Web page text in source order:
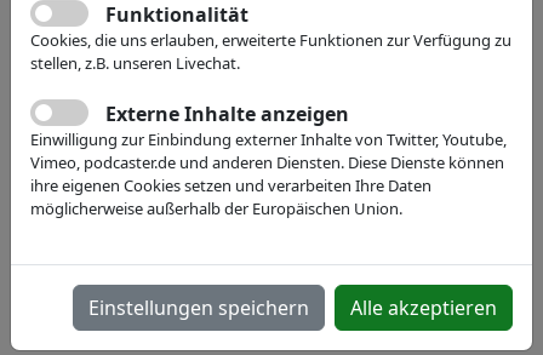
Engineering our Future: Europas
Hightech-Community setzt Impulse
für die Life Science-Industrie
Funktionalität
Cookies, die uns erlauben, erweiterte Funktionen zur Verfügung zu
stellen, z.B. unseren Livechat.
Externe Inhalte anzeigen
Einwilligung zur Einbindung externer Inhalte von Twitter, Youtube,
Vimeo, podcaster.de und anderen Diensten. Diese Dienste können
ihre eigenen Cookies setzen und verarbeiten Ihre Daten
möglicherweise außerhalb der Europäischen Union.
Einstellungen speichern Alle akzeptieren